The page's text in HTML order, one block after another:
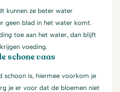
kunnen ze beter water
geen blad in het water komt.
toe aan het water, dan blijft
voeding.
schone vaas
schoon is, hiermee voorkom je
je er voor dat de bloemen niet